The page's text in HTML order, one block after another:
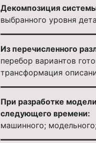
Декомпозиция
выбранного уровня
Из перечисленного
перебор вариантов
трансформация
При разработке
следующего времени:
машинного;